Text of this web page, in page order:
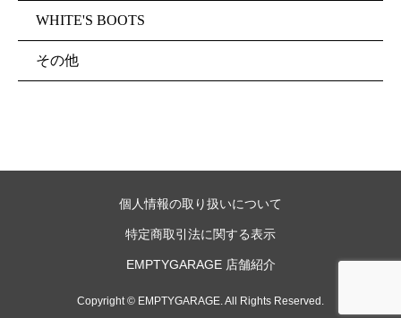
WHITE'S BOOTS
その他
個人情報の取り扱いについて
特定商取引法に関する表示
EMPTYGARAGE 店舗紹介
Copyright © EMPTYGARAGE. All Rights Reserved.